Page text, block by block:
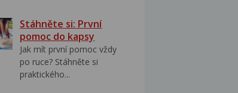
Stáhněte si: První
pomoc do kapsy
Jak mít první pomoc vždy
po ruce? Stáhněte si
praktického...